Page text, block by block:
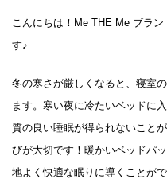
こんにちは！Me THE Me ブラ
す♪
冬の寒さが厳しくなると、寝室
ます。寒い夜に冷たいベッドに
質の良い睡眠が得られないこと
びが大切です！暖かいベッドパ
地よく快適な眠りに導くことがで
ブログ
おしらせ